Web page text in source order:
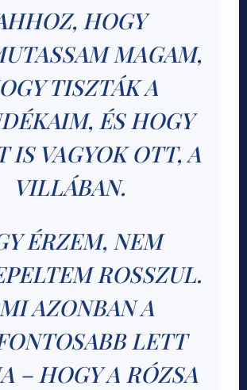
HOGY
MAGAM,
TISZTÁK A
ÉS HOGY
IS VAGYOK OTT, A
VILLÁBAN.
ÉRZEM, NEM
ROSSZUL.
AZONBAN A
LETT
– HOGY A RÓZSA